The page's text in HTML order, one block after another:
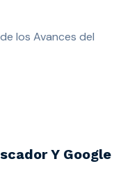
los Avances del
Y Google